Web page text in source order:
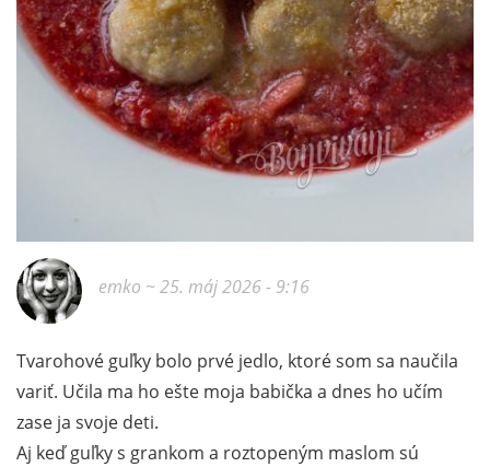
emko ~ 25. máj 2026 - 9:16
Tvarohové guľky bolo prvé jedlo, ktoré som sa naučila
variť. Učila ma ho ešte moja babička a dnes ho učím
zase ja svoje deti.
Aj keď guľky s grankom a roztopeným maslom sú